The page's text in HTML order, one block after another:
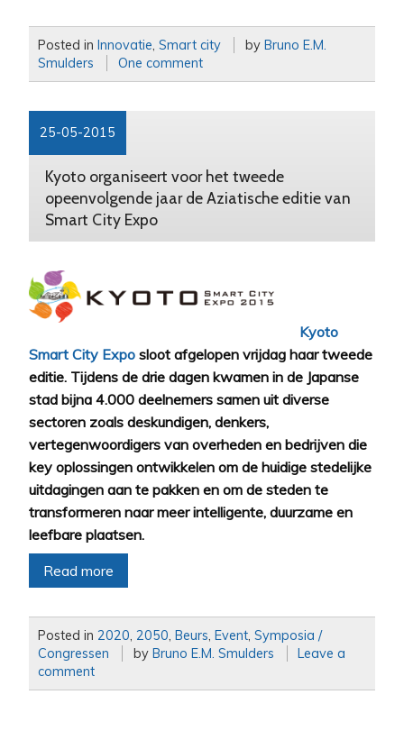
Posted inInnovatie,Smart city by Bruno E.M.
Smulders
One comment
25-05-2015
Kyoto organiseert voor het tweede
opeenvolgende jaar de Aziatische editie van
Smart City Expo
Kyoto
Smart City Expo sloot afgelopen vrijdag haar tweede
editie. Tijdens de drie dagen kwamen in de Japanse
stad bijna 4.000 deelnemers samen uit diverse
sectoren zoals deskundigen, denkers,
vertegenwoordigers van overheden en bedrijven die
key oplossingen ontwikkelen om de huidige stedelijke
uitdagingen aan te pakken en om de steden te
transformeren naar meer intelligente, duurzame en
leefbare plaatsen.
Read more
Posted in2020,2050,Beurs,Event,Symposia /
Congressen
by Bruno E.M. Smulders
Leave a
comment